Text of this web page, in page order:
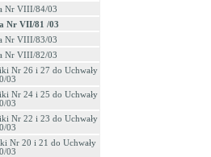
Nr VIII/84/03
Nr VII/81 /03
Nr VIII/83/03
Nr VIII/82/03
Nr 26 i 27 do Uchwały
03
Nr 24 i 25 do Uchwały
03
Nr 22 i 23 do Uchwały
03
Nr 20 i 21 do Uchwały
03